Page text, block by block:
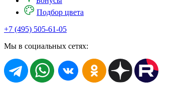
Подбор цвета
+7 (495) 505-61-05
Мы в социальных сетях: